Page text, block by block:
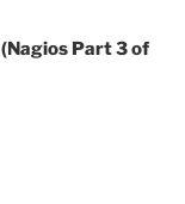
Part 3 of